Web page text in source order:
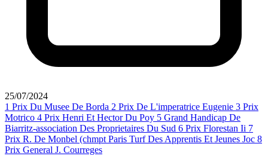
25/07/2024
1 Prix Du Musee De Borda 2 Prix De L'imperatrice Eugenie 3 Prix
Motrico 4 Prix Henri Et Hector Du Poy 5 Grand Handicap De
Biarritz-association Des Proprietaires Du Sud 6 Prix Florestan Ii 7
Prix R. De Monbel (chmpt Paris Turf Des Apprentis Et Jeunes Joc 8
Prix General J. Courreges